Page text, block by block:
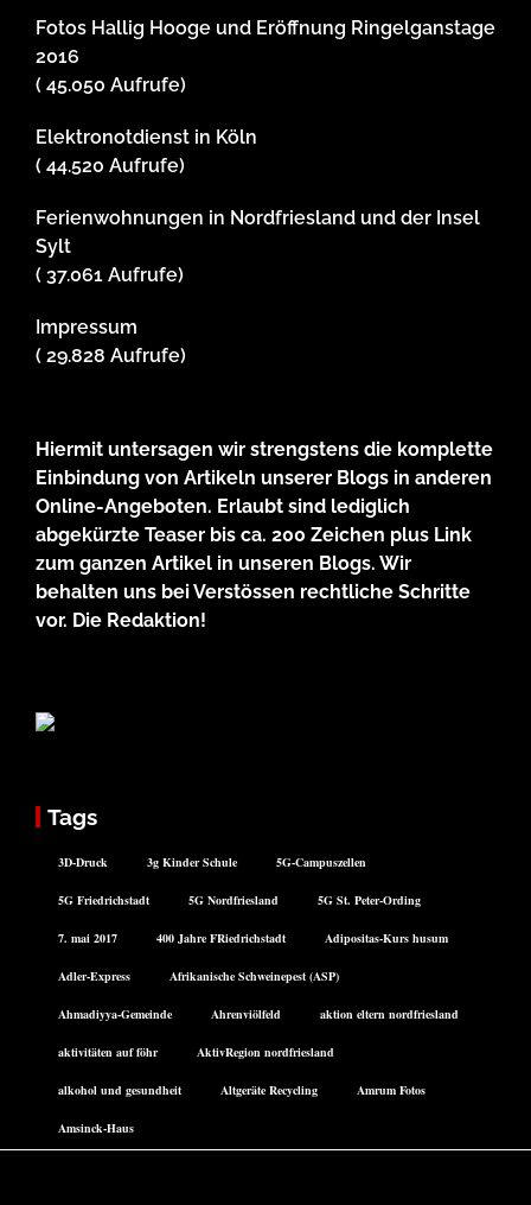
Fotos Hallig Hooge und Eröffnung Ringelganstage
2016
( 45.050 Aufrufe)
Elektronotdienst in Köln
( 44.520 Aufrufe)
Ferienwohnungen in Nordfriesland und der Insel
Sylt
( 37.061 Aufrufe)
Impressum
( 29.828 Aufrufe)
Hiermit untersagen wir strengstens die komplette
Einbindung von Artikeln unserer Blogs in anderen
Online-Angeboten. Erlaubt sind lediglich
abgekürzte Teaser bis ca. 200 Zeichen plus Link
zum ganzen Artikel in unseren Blogs. Wir
behalten uns bei Verstössen rechtliche Schritte
vor. Die Redaktion!
Tags
3D-Druck 3g Kinder Schule 5G-Campuszellen
5G Friedrichstadt 5G Nordfriesland 5G St. Peter-Ording
7. mai 2017 400 Jahre FRiedrichstadt Adipositas-Kurs husum
Adler-Express Afrikanische Schweinepest (ASP)
Ahmadiyya-Gemeinde Ahrenviölfeld aktion eltern nordfriesland
aktivitäten auf föhr AktivRegion nordfriesland
alkohol und gesundheit Altgeräte Recycling Amrum Fotos
Amsinck-Haus